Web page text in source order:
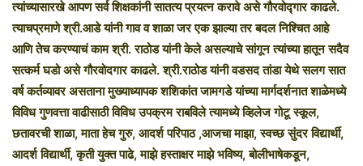
त्यांच्यासारखे आपण सर्व शिक्षकांनी सातत्य प्रयत्न करावे असे गौरवोद्गार काढले.
त्याचप्रमाणे श्री.आडे यांनी गाव व शाळा जर एक झाल्या तर बदल निश्चित आहे
आणि तेच करण्याचं काम श्री. राठोड यांनी केले असल्याचे सांगून त्यांच्या हातून सदैव
सत्कर्म घडो असे गौरवोदगार काढले. श्री.राठोड यांनी वडसद तांडा येथे सलग सात
वर्ष कर्तव्यावर असताना मुख्याध्यापक शशिकांत जामगडे यांच्या मार्गदर्शनात शाळेमध्ये
विविध गुणवत्ता वाढीसाठी विविध उपक्रम राबविले त्यामध्ये व्हिलेज गोटू स्कूल,
छतावरची शाळा, माता हेच गुरु, आदर्श परिपाठ ,आजचा माझा, स्वच्छ सुंदर विद्यार्थी,
आदर्श विद्यार्थी, कृती युक्त पाढे, माझे हस्ताक्षर माझे भविष्य, बोलीभाषेकडून,